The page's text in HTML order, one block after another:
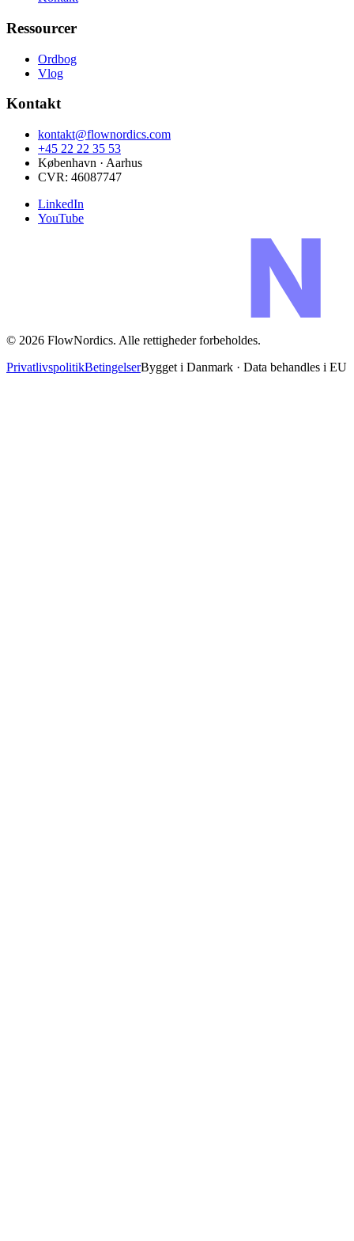
Ressourcer
Ordbog
Vlog
Kontakt
kontakt@flownordics.com
+45 22 22 35 53
København · Aarhus
CVR: 46087747
LinkedIn
YouTube
© 2026 FlowNordics. Alle rettigheder forbeholdes.
PrivatlivspolitikBetingelserBygget i Danmark · Data behandles i EU